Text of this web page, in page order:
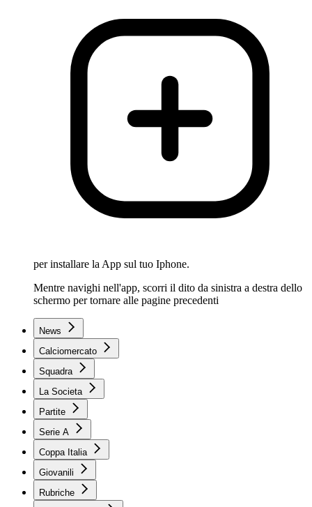
per installare la App sul tuo Iphone.
Mentre navighi nell'app, scorri il dito da sinistra a destra dello
schermo per tornare alle pagine precedenti
News
Calciomercato
Squadra
La Societa
Partite
Serie A
Coppa Italia
Giovanili
Rubriche